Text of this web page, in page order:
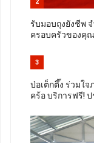
รับมอบถุงยังชีพ
ครอบครัวของคุณ
3
ป่อเต็กตึ๊ง ร่วมใ
คร้อ บริการฟรี!